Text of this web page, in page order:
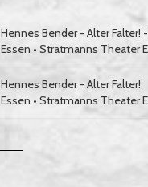
Hennes Bender - Alter Falter! -
Essen •Stratmanns Theater
Hennes Bender - Alter Falter!
Essen •Stratmanns Theater